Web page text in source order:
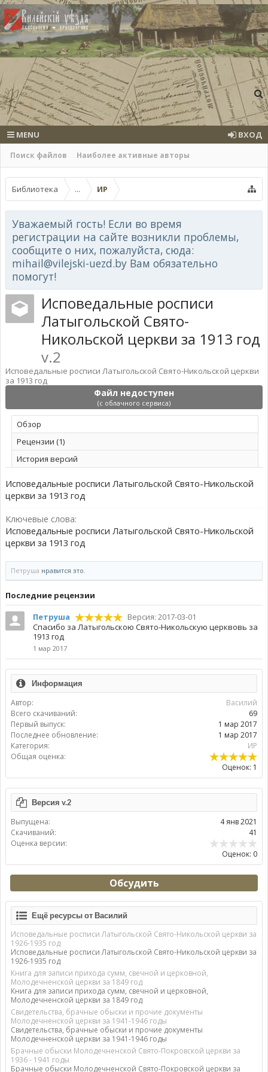
Поиск файлов Наиболее активные авторы
MENU ВХОД
Библиотека ... ИР
Уважаемый гость! Если во время
регистрации на сайте возникли проблемы,
сообщите о них, пожалуйста, сюда:
mihail@vilejski-uezd.by Вам обязательно
помогут!
Файл недоступен
(с облачного сервиса)
Исповедальные росписи
Латыгольской Свято-
Никольской церкви за 1913 год
v.2
Исповедальные росписи Латыгольской Свято-Никольской церкви
за 1913 год
Обзoр
Рецензии (1)
История версий
Исповедальные росписи Латыгольской Свято-Никольской
церкви за 1913 год
Ключевые слова:
Исповедальные росписи Латыгольской Свято-Никольской
церкви за 1913 год
Петруша нравится это.
Пoследние рецензии
Петруша
Версия: 2017-03-01
Спасибо за Латыгольскою Свято-Никольскую церквовь за
1913 год
1 мар 2017
Информация
Автор:
Василий
Всего скачиваний:
69
Первый выпуск:
1 мар 2017
Последнее обновление:
1 мар 2017
Категория:
ИР
Общая оценка:
Оценок: 1
Версия v.2
Выпущена:
4 янв 2021
Скачиваний:
41
Оценка версии:
Оценок: 0
Обсудить
Ещё ресурсы от Василий
Исповедальные росписи Латыгольской Свято-Никольской церкви за
1926-1935 год
Исповедальные росписи Латыгольской Свято-Никольской церкви за
1926-1935 год
Книга для записи прихода сумм, свечной и церковной,
Молодечненской церкви за 1849 год
Книга для записи прихода сумм, свечной и церковной,
Молодечненской церкви за 1849 год
Свидетельства, брачные обыски и прочие документы
Молодечненской церкви за 1941-1946 годы
Свидетельства, брачные обыски и прочие документы
Молодечненской церкви за 1941-1946 годы
Брачные обыски Молодечненской Свято-Покровской церкви за
1936 - 1941 годы
Брачные обыски Молодечненской Свято-Покровской церкви за